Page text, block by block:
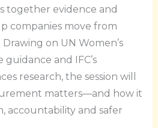
together evidence and
companies move from
on UN Women’s
and IFC’s
research, the session will
matters—and how it
accountability and safer